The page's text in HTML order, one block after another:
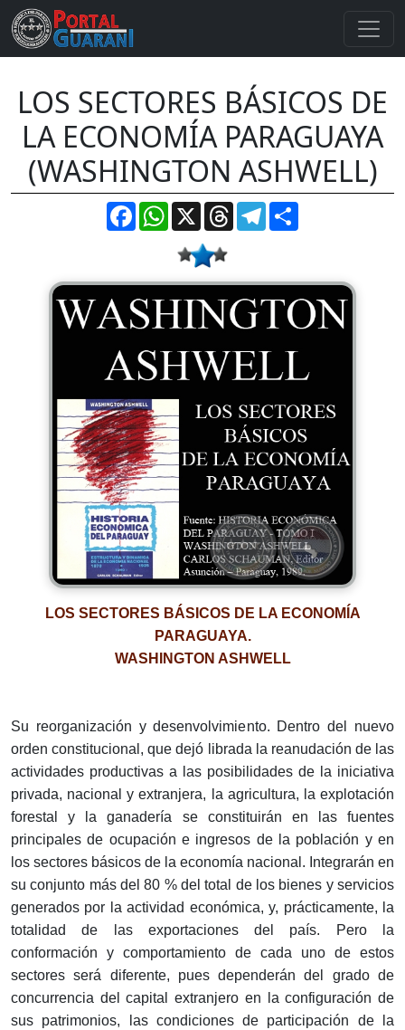
LOS SECTORES BÁSICOS DE
LA ECONOMÍA PARAGUAYA
(WASHINGTON ASHWELL)
FacebookWhatsApp
X ThreadsTelegram
LOS SECTORES BÁSICOS DE LA ECONOMÍA
PARAGUAYA.
WASHINGTON ASHWELL
Su reorganización y desenvolvimiento. Dentro del nuevo
orden constitucional, que dejó librada la reanudación de las
actividades productivas a las posibilidades de la iniciativa
privada, nacional y extranjera, la agricultura, la explotación
forestal y la ganadería se constituirán en las fuentes
principales de ocupación e ingresos de la población y en
los sectores básicos de la economía nacional. Integrarán en
su conjunto más del 80 % del total de los bienes y servicios
generados por la actividad económica, y, prácticamente, la
totalidad de las exportaciones del país. Pero la
conformación y comportamiento de cada uno de estos
sectores será diferente, pues dependerán del grado de
concurrencia del capital extranjero en la configuración de
sus patrimonios, las condiciones de participación de la